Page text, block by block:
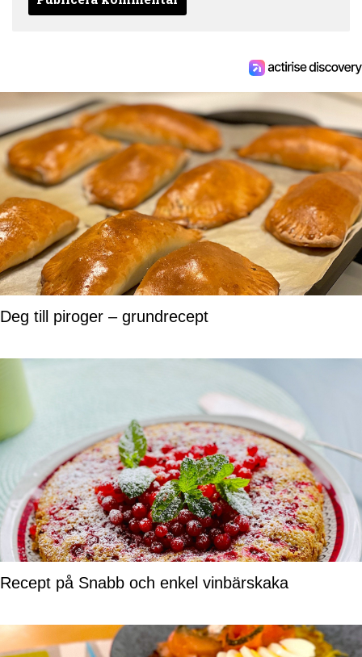
Deg till piroger – grundrecept
Recept på Snabb och enkel vinbärskaka